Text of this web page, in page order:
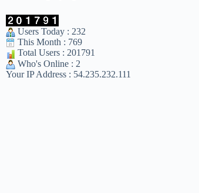
Users Today : 232
This Month : 769
Total Users : 201791
Who's Online : 2
Your IP Address : 54.235.232.111